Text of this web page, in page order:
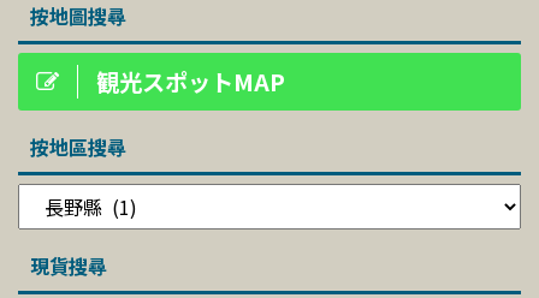
按地圖搜尋
観光スポットMAP
按地區搜尋
現貨搜尋